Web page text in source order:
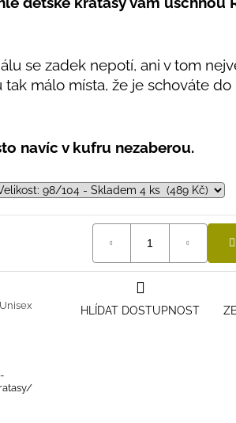
se zadek nepotí, ani v tom
málo místa, že je schováte do
navíc v kufru nezaberou.
Unisex
HLÍDAT DOSTUPNOST
NÁMOŘNICKÉ